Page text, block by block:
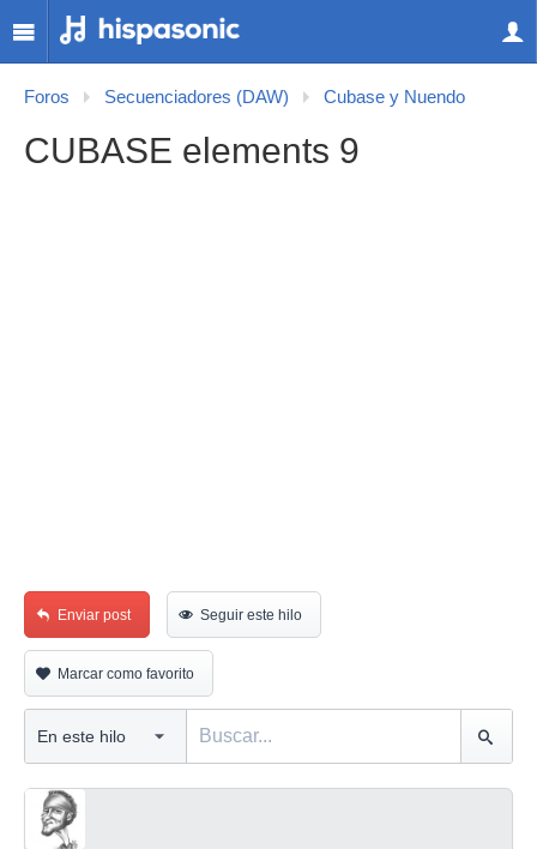
Foros Secuenciadores (DAW) Cubase y Nuendo
CUBASE elements 9
Enviar post Seguir este hilo
Marcar como favorito